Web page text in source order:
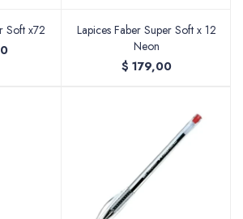
Soft x72
Lapices Faber Super Soft x 12
Neon
$ 179,00